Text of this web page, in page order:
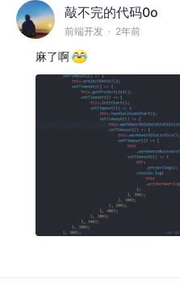
敲不完的代码0o
前端开发 · 2年前
麻了啊